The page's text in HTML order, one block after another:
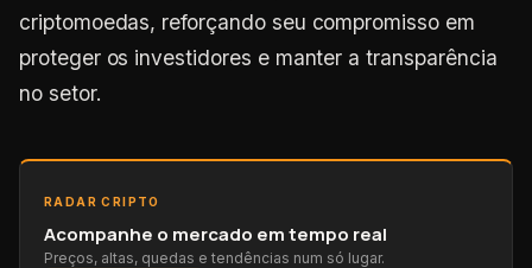
criptomoedas, reforçando seu compromisso em
proteger os investidores e manter a transparência
no setor.
RADAR CRIPTO
Acompanhe o mercado em tempo real
Preços, altas, quedas e tendências num só lugar.